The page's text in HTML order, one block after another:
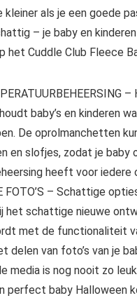
als je een goede
– je baby en
het Cuddle Club Fleece
baby’s en kinderen
De oprolmanchetten
en slofjes, zodat je baby
heeft voor iedere
FOTO’S – Schattige
het schattige nieuwe
met de functionaliteit
delen van foto’s van je
media is nog nooit zo
perfect baby Halloween